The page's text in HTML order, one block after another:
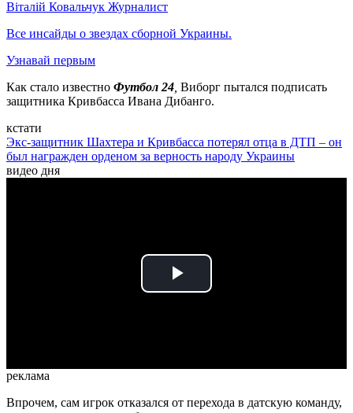
Віталій Ковальчук Журналист
Все инсайды о звездах сборной Украины.
Узнавай первым
Как стало известно Футбол 24 Виборг пытался подписать
защитника Кривбасса Ивана Дибанго.
кстати
Экс-защитник Шахтера и Кривбасса потерял отца в ДТП – он
был награжден орденом за верность народу Украины
видео дня
Play
реклама
Впрочем, сам игрок отказался от перехода в датскую команду,